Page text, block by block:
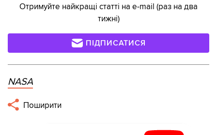
Отримуйте найкращі статті на e-mail (раз на два
тижні)
ПІДПИСАТИСЯ
NASA
Поширити